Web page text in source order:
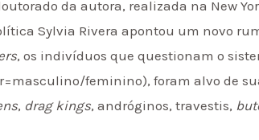
da autora, realizada na New
Sylvia Rivera apontou um novo
, os indivíduos que questionam o
feminino), foram alvo de
, drag kings, andróginos, travestis,